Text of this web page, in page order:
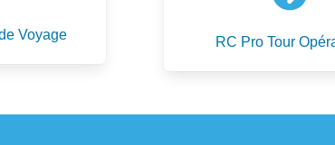
Voyage RC Pro Tour